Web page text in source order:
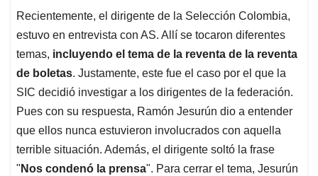
Recientemente, el dirigente de la Selección Colombia,
estuvo en entrevista con AS. Allí se tocaron diferentes
temas, incluyendo el tema de la reventa de la reventa
de boletas. Justamente, este fue el caso por el que la
SIC decidió investigar a los dirigentes de la federación.
Pues con su respuesta, Ramón Jesurún dio a entender
que ellos nunca estuvieron involucrados con aquella
terrible situación. Además, el dirigente soltó la frase
" Nos condenó la prensa". Para cerrar el tema, Jesurún